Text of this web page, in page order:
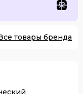
товары бренда